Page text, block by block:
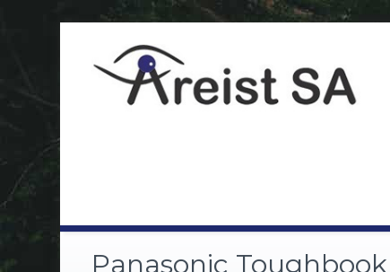
Panasonic Toughbook